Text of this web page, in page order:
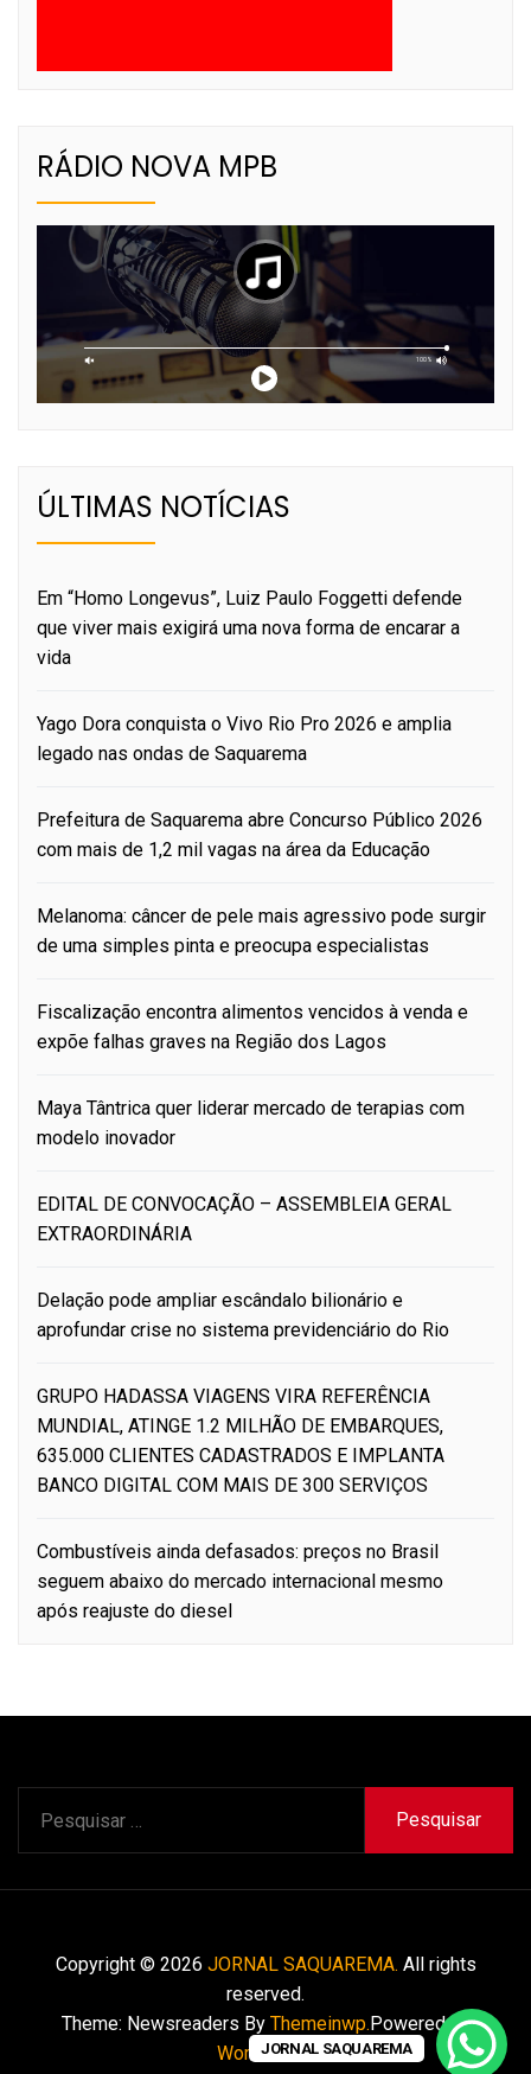
RÁDIO NOVA MPB
ÚLTIMAS NOTÍCIAS
Em “Homo Longevus”, Luiz Paulo Foggetti defende
que viver mais exigirá uma nova forma de encarar a
vida
Yago Dora conquista o Vivo Rio Pro 2026 e amplia
legado nas ondas de Saquarema
Prefeitura de Saquarema abre Concurso Público 2026
com mais de 1,2 mil vagas na área da Educação
Melanoma: câncer de pele mais agressivo pode surgir
de uma simples pinta e preocupa especialistas
Fiscalização encontra alimentos vencidos à venda e
expõe falhas graves na Região dos Lagos
Maya Tântrica quer liderar mercado de terapias com
modelo inovador
EDITAL DE CONVOCAÇÃO – ASSEMBLEIA GERAL
EXTRAORDINÁRIA
Delação pode ampliar escândalo bilionário e
aprofundar crise no sistema previdenciário do Rio
GRUPO HADASSA VIAGENS VIRA REFERÊNCIA
MUNDIAL, ATINGE 1.2 MILHÃO DE EMBARQUES,
635.000 CLIENTES CADASTRADOS E IMPLANTA
BANCO DIGITAL COM MAIS DE 300 SERVIÇOS
Combustíveis ainda defasados: preços no Brasil
seguem abaixo do mercado internacional mesmo
após reajuste do diesel
por:
Copyright © 2026 JORNAL SAQUAREMA. All rights
reserved.
Theme: Newsreaders By Themeinwp. Powered by
WordPress.
JORNAL SAQUAREMA